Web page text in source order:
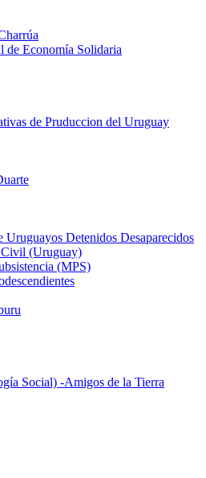
de Economía Solidaria
de Pruduccion del Uruguay
Uruguayos Detenidos Desaparecidos
Civil (Uruguay)
(MPS)
Social) -Amigos de la Tierra